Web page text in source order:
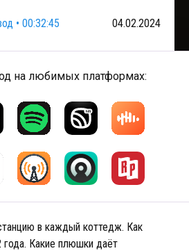
• 00:32:45 04.02.2024
на любимых платформах:
в каждый коттедж. Как
года. Какие плюшки даёт